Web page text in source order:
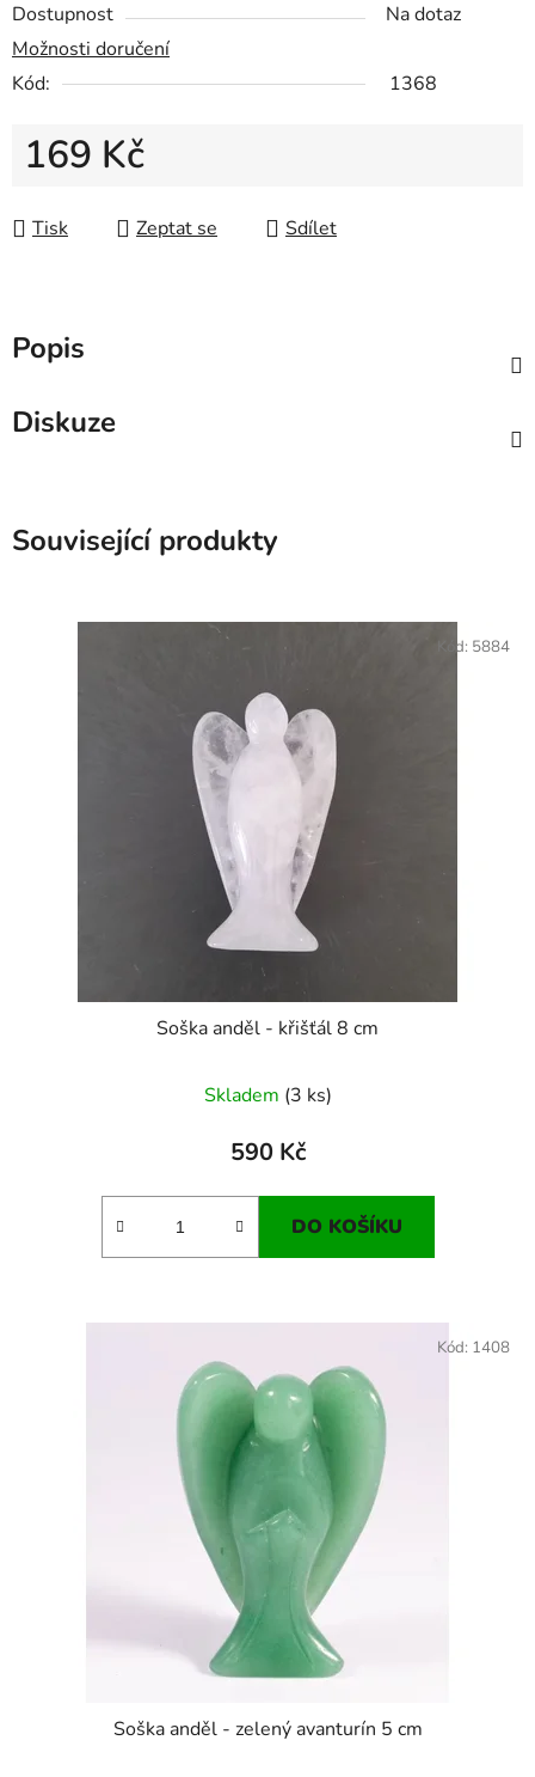
Dostupnost
Na dotaz
Možnosti doručení
Kód:
1368
169 Kč
Tisk
Zeptat se Sdílet
Popis
Diskuze
Související produkty
Soška anděl - křišťál 8 cm
Skladem (3 ks)
590 Kč
DO KOŠÍKU
Kód: 5884
Soška anděl - zelený avanturín 5 cm
Kód: 1408